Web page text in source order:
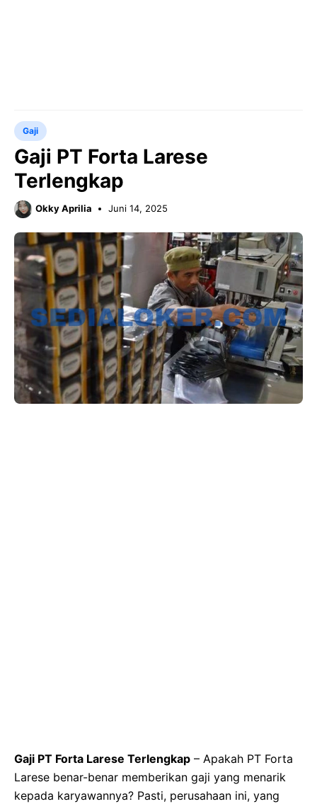
Gaji
Gaji PT Forta Larese
Terlengkap
Okky Aprilia Juni 14, 2025
Gaji PT Forta Larese Terlengkap – Apakah PT Forta
Larese benar-benar memberikan gaji yang menarik
kepada karyawannya? Pasti, perusahaan ini, yang